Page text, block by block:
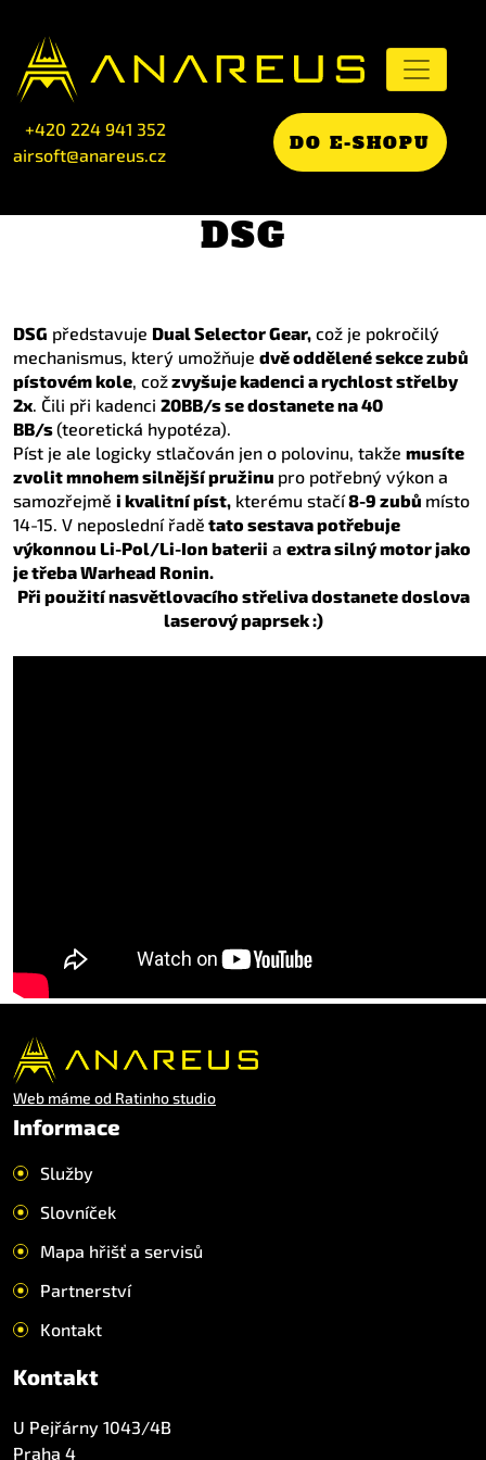
+420 224 941 352
airsoft@anareus.cz
DO E-SHOPU
DSG
DSG představuje Dual Selector Gear, což je pokročilý
mechanismus, který umožňuje dvě oddělené sekce zubů
pístovém kole, cožzvyšuje kadenci a rychlost střelby
2x. Čili při kadenci 20BB/s se dostanete na 40
BB/s(teoretická hypotéza).
Píst je ale logicky stlačován jen o polovinu, takže musíte
zvolit mnohem silnější pružinu pro potřebný výkon a
samozřejmě i kvalitní píst, kterému stačí8-9 zubů místo
14-15. V neposlední řadě tato sestava potřebuje
výkonnou Li-Pol/Li-Ion baterii a extra silný motor jako
je třeba Warhead Ronin.
Při použití nasvětlovacího střeliva dostanete doslova
laserový paprsek :)
Web máme od Ratinho studio
Informace
Služby
Slovníček
Mapa hřišť a servisů
Partnerství
Kontakt
Kontakt
U Pejřárny 1043/4B
Praha 4